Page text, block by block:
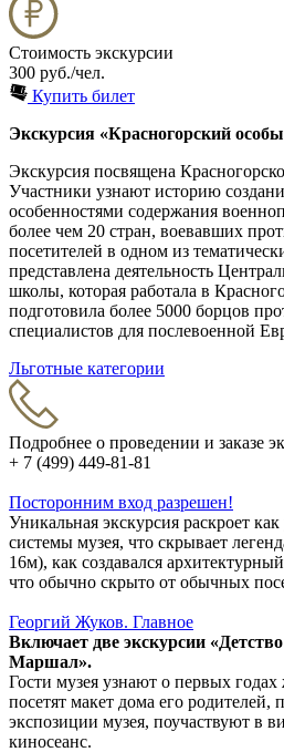
Стоимость экскурсии
300 руб./чел.
Купить билет
Экскурсия «Красногорский
Экскурсия посвящена
Участники узнают историю
особенностями содержания
более чем 20 стран, воевавших
посетителей в одном из
представлена деятельность
школы, которая работала в
подготовила более 5000 борцов
специалистов для послевоенной
Льготные категории
Подробнее о проведении и заказе
+ 7 (499) 449-81-81
Посторонним вход разрешен!
Уникальная экскурсия раскроет
системы музея, что скрывает
16м), как создавался
что обычно скрыто от обычных
Георгий Жуков. Главное
Включает две экскурсии
Маршал».
Гости музея узнают о первых
посетят макет дома его родителей,
экспозиции музея, поучаствуют в
киносеанс.